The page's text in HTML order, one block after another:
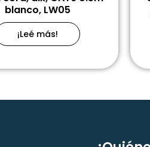
blanco, LW05
¡Leé más!